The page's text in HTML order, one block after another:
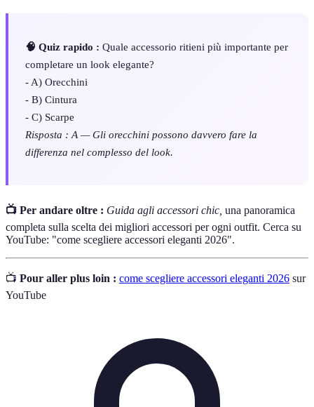
🧠 Quiz rapido : Quale accessorio ritieni più importante per
completare un look elegante?
- A) Orecchini
- B) Cintura
- C) Scarpe
Risposta : A — Gli orecchini possono davvero fare la
differenza nel complesso del look.
📺 Per andare oltre : Guida agli accessori chic, una panoramica
completa sulla scelta dei migliori accessori per ogni outfit. Cerca su
YouTube: "come scegliere accessori eleganti 2026".
📺 Pour aller plus loin : come scegliere accessori eleganti 2026 sur
YouTube